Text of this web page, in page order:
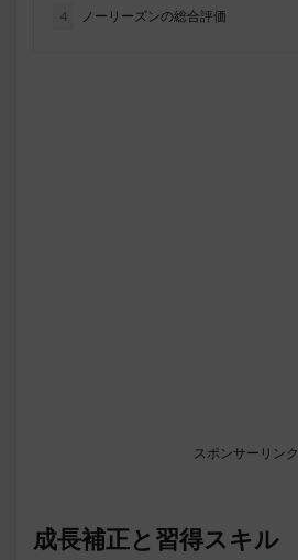
4 ノーリーズンの総合評価
スポンサーリンク
成長補正と習得スキル